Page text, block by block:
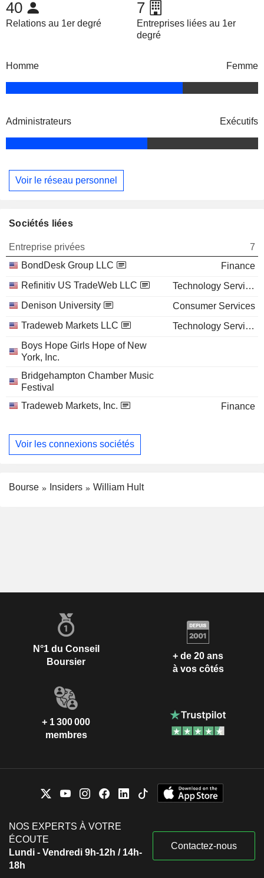
40
Relations au 1er degré
7
Entreprises liées au 1er
degré
Homme Femme
Administrateurs Exécutifs
Voir le réseau personnel
Sociétés liées
Entreprise privées
7
BondDesk Group LLC
Finance
Refinitiv US TradeWeb LLC
Technology Services
Denison University
Consumer Services
Tradeweb Markets LLC
Technology Services
Boys Hope Girls Hope of New
York, Inc.
Bridgehampton Chamber Music
Festival
Tradeweb Markets, Inc.
Finance
Voir les connexions sociétés
Bourse Insiders William Hult
N°1 du Conseil
Boursier
+ de 20 ans
à vos côtés
+ 1 300 000
membres
NOS EXPERTS À VOTRE
ÉCOUTE
Lundi - Vendredi 9h-12h / 14h-
18h
Contactez-nous